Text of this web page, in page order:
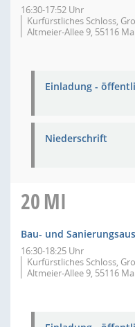
16:30-17:52 Uhr
Kurfürstliches Schloss,
Altmeier-Allee 9, 55116
Einladung -
Niederschrift
20MI
Bau- und
16:30-18:25 Uhr
Kurfürstliches Schloss,
Altmeier-Allee 9, 55116